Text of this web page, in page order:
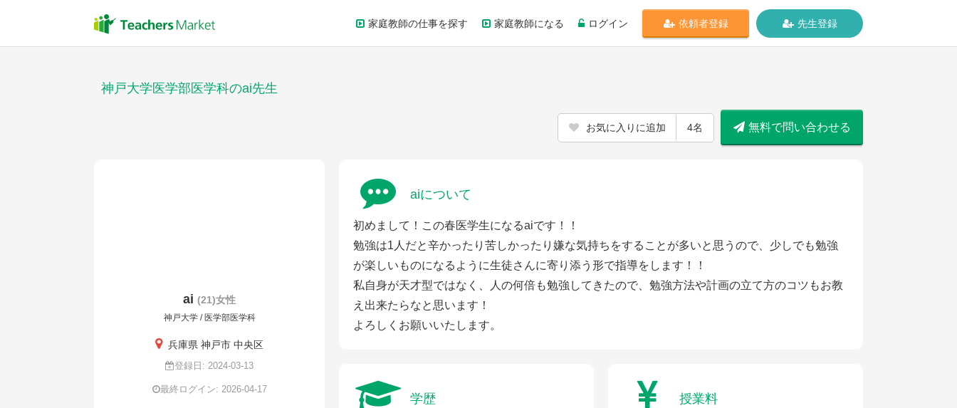
家庭教師の仕事を探す 家庭教師になる ログイン 依頼者登録 先生登録
神戸大学医学部医学科のai先生
お気に入りに追加 4名 無料で問い合わせる
ai (21)女性
神戸大学 / 医学部医学科
兵庫県 神戸市 中央区
登録日: 2024-03-13
最終ログイン: 2026-04-17
aiについて
初めまして！この春医学生になるaiです！！
勉強は1人だと辛かったり苦しかったり嫌な気持ちをすることが多いと思うので、少しでも勉強
が楽しいものになるように生徒さんに寄り添う形で指導をします！！
私自身が天才型ではなく、人の何倍も勉強してきたので、勉強方法や計画の立て方のコツもお教
え出来たらなと思います！
よろしくお願いいたします。
学歴 授業料